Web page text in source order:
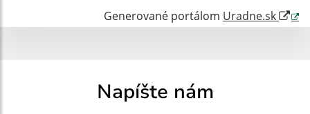
Generované portálom Uradne.sk
Napíšte nám